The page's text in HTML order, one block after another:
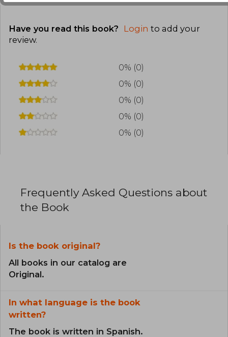
Have you read this book? Login to add your
review.
0% (0)
0% (0)
0% (0)
0% (0)
0% (0)
Frequently Asked Questions about
the Book
Is the book original?
All books in our catalog are
Original.
In what language is the book
written?
The book is written in Spanish.